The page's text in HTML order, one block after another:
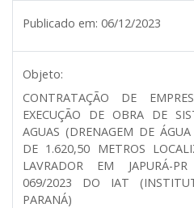
Publicado em: 06/12/2023
Objeto:
CONTRATAÇÃO DE
EXECUÇÃO DE OBRA DE
AGUAS (DRENAGEM DE
DE 1.620,50 METROS
LAVRADOR EM JAPURÁ-
069/2023 DO IAT
PARANÁ)